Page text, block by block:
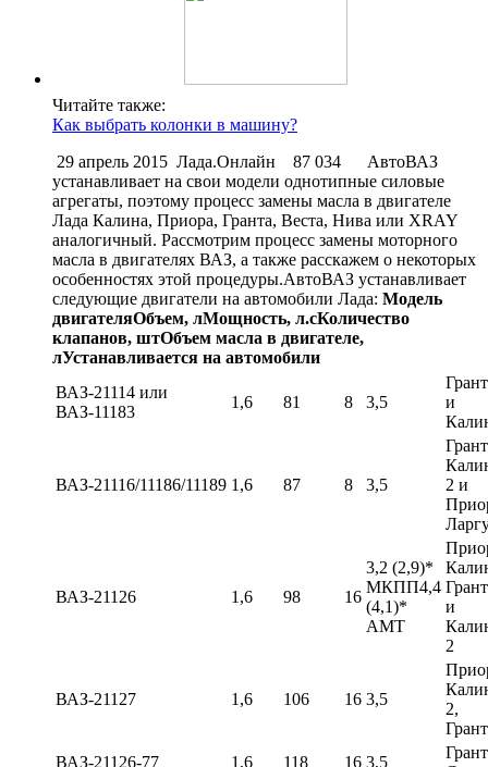
Читайте также:
Как выбрать колонки в машину?
29 апрель 2015 Лада.Онлайн 87 034 АвтоВАЗ
устанавливает на свои модели однотипные силовые
агрегаты, поэтому процесс замены масла в двигателе
Лада Калина, Приора, Гранта, Веста, Нива или XRAY
аналогичный. Рассмотрим процесс замены моторного
масла в двигателях ВАЗ, а также расскажем о некоторых
особенностях этой процедуры.АвтоВАЗ устанавливает
следующие двигатели на автомобили Лада: Модель
двигателяОбъем, лМощность, л.сКоличество
клапанов, штОбъем масла в двигателе,
лУстанавливается на автомобили
ВАЗ-21114 или
ВАЗ-11183
1,6 81 8 3,5
и
ВАЗ-21116/11186/11189 1,6 87 8 3,5
2 и
ВАЗ-21126 1,6 98 16
3,2 (2,9)*
МКПП4,4
(4,1)*
АМТ
и
2
ВАЗ-21127 1,6 106 16 3,5
2,
ВАЗ-21126-77
1,6 118 16 3,5